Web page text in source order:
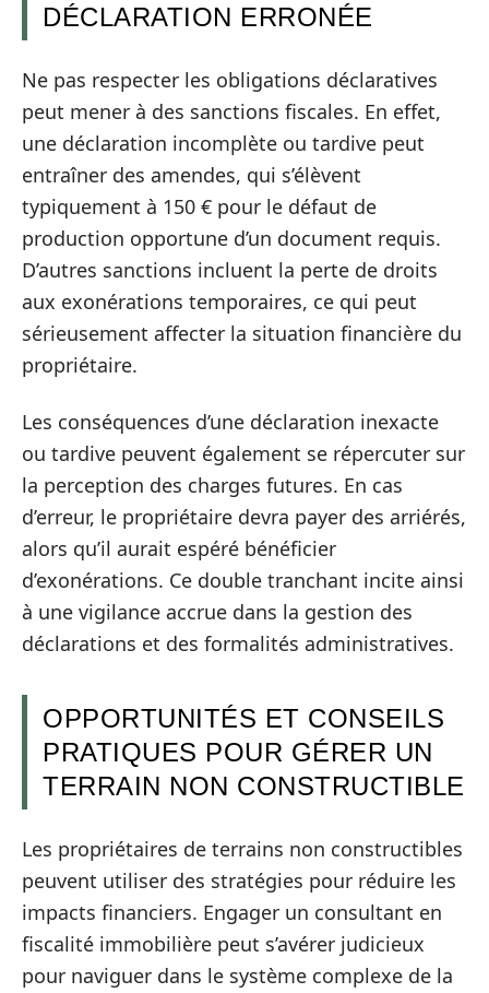
DÉCLARATION ERRONÉE
Ne pas respecter les obligations déclaratives
peut mener à des sanctions fiscales. En effet,
une déclaration incomplète ou tardive peut
entraîner des amendes, qui s’élèvent
typiquement à 150 € pour le défaut de
production opportune d’un document requis.
D’autres sanctions incluent la perte de droits
aux exonérations temporaires, ce qui peut
sérieusement affecter la situation financière du
propriétaire.
Les conséquences d’une déclaration inexacte
ou tardive peuvent également se répercuter sur
la perception des charges futures. En cas
d’erreur, le propriétaire devra payer des arriérés,
alors qu’il aurait espéré bénéficier
d’exonérations. Ce double tranchant incite ainsi
à une vigilance accrue dans la gestion des
déclarations et des formalités administratives.
OPPORTUNITÉS ET CONSEILS
PRATIQUES POUR GÉRER UN
TERRAIN NON CONSTRUCTIBLE
Les propriétaires de terrains non constructibles
peuvent utiliser des stratégies pour réduire les
impacts financiers. Engager un consultant en
fiscalité immobilière peut s’avérer judicieux
pour naviguer dans le système complexe de la